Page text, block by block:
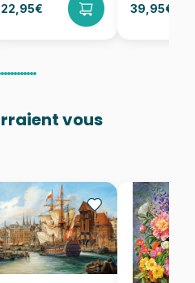
22,95€ 39,95€
vous